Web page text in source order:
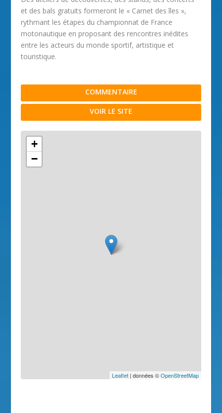
et des bals gratuits formeront le « Carnet des îles »,
rythmant les étapes du championnat de France
motonautique en proposant des rencontres inédites
entre les acteurs du monde sportif, artistique et
touristique.
COMMENTAIRE
VOIR LE SITE
+
−
Leaflet| données ©OpenStreetMap